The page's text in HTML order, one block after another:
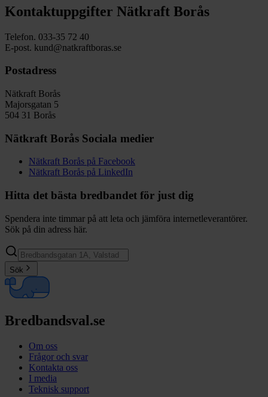
Kontaktuppgifter Nätkraft Borås
Telefon. 033-35 72 40
E-post. kund@natkraftboras.se
Postadress
Nätkraft Borås
Majorsgatan 5
504 31 Borås
Nätkraft Borås Sociala medier
Nätkraft Borås på Facebook
Nätkraft Borås på LinkedIn
Hitta det bästa bredbandet för just dig
Spendera inte timmar på att leta och jämföra internetleverantörer.
Sök på din adress här.
Sök
Bredbandsval.se
Om oss
Frågor och svar
Kontakta oss
I media
Teknisk support